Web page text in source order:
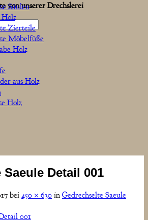
von unserer Drechslerei
Säulen
Zierteile
Möbelfüße
Holz
aus Holz
Holz
Detail 001
bei 450 × 630 in Gedrechselte Saeule